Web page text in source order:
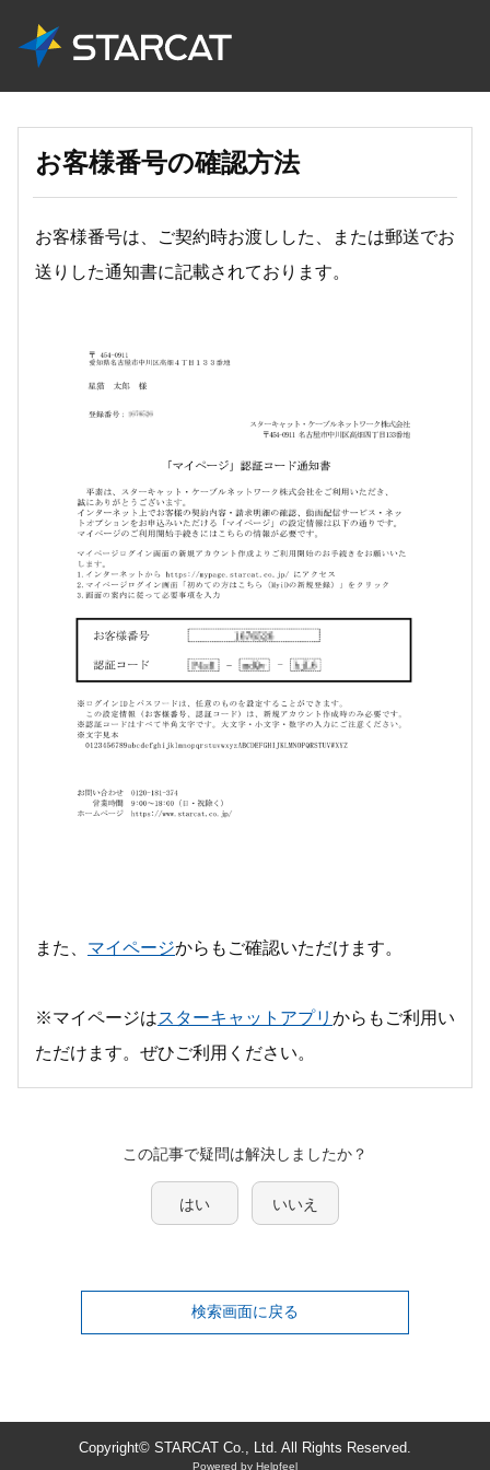
お客様番号の確認方法
お客様番号は、ご契約時お渡しした、または郵送でお
送りした通知書に記載されております。
また、 マイページからもご確認いただけます。
※マイページはスターキャットアプリ からもご利用い
ただけます。ぜひご利用ください。
この記事で疑問は解決しましたか？
はい いいえ
検索画面に戻る
Copyright© STARCAT Co., Ltd. All Rights Reserved.
Powered by Helpfeel